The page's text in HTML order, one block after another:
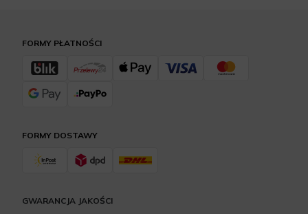
FORMY DOSTAWY
FORMY PŁATNOŚCI
GWARANCJA JAKOŚCI